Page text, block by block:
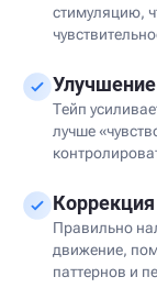
стимуляцию,
Тейп
лучше
Правильно
движение,
паттернов и